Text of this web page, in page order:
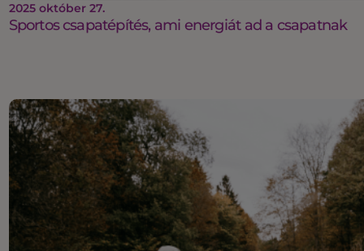
2025 október 27.
Sportos csapatépítés, ami energiát ad a csapatnak